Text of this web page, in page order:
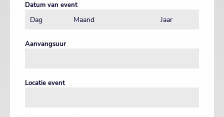
Datum van event
Aanvangsuur
Locatie event